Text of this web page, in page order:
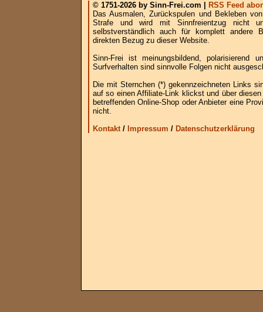
© 1751-2026 by Sinn-Frei.com |
RSS Feed
Das Ausmalen, Zurückspulen und Bekleben
Strafe und wird mit Sinnfreientzug nicht
selbstverständlich auch für komplett andere
direkten Bezug zu dieser Website.
Sinn-Frei ist meinungsbildend, polarisierend
Surfverhalten sind sinnvolle Folgen nicht
Die mit Sternchen (*) gekennzeichneten Links
auf so einen Affiliate-Link klickst und über
betreffenden Online-Shop oder Anbieter eine
nicht.
Kontakt/ Impressum / Datenschutzerklärung